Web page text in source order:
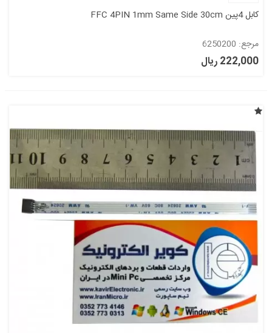
کابل 4پین FFC 4PIN 1mm Same Side 30cm
مرجع: 6250200
222,000 ریال